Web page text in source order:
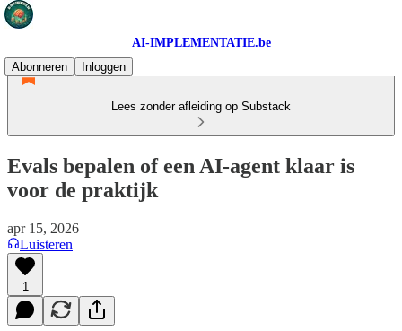
AI-IMPLEMENTATIE.be
Abonneren
Inloggen
Lees zonder afleiding op Substack
Evals bepalen of een AI-agent klaar is
voor de praktijk
apr 15, 2026
Luisteren
1